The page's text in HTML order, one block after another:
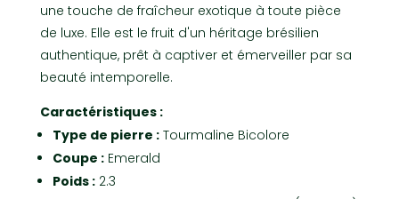
une touche de fraîcheur exotique à toute pièce
de luxe. Elle est le fruit d'un héritage brésilien
authentique, prêt à captiver et émerveiller par sa
beauté intemporelle.
Caractéristiques :
Type de pierre :Tourmaline Bicolore
Coupe :Emerald
Poids :2.3